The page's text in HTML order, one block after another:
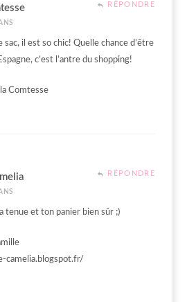
RÉPONDRE
sac, il est so chic! Quelle chance d’être
c’est l’antre du shopping!
Comtesse
RÉPONDRE
tenue et ton panier bien sûr ;)
camelia.blogspot.fr/